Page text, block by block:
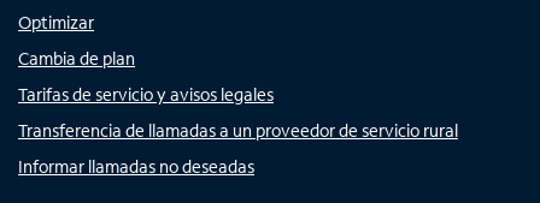
Optimizar
Cambia de plan
Tarifas de servicio y avisos legales
Transferencia de llamadas a un proveedor de servicio rural
Informar llamadas no deseadas